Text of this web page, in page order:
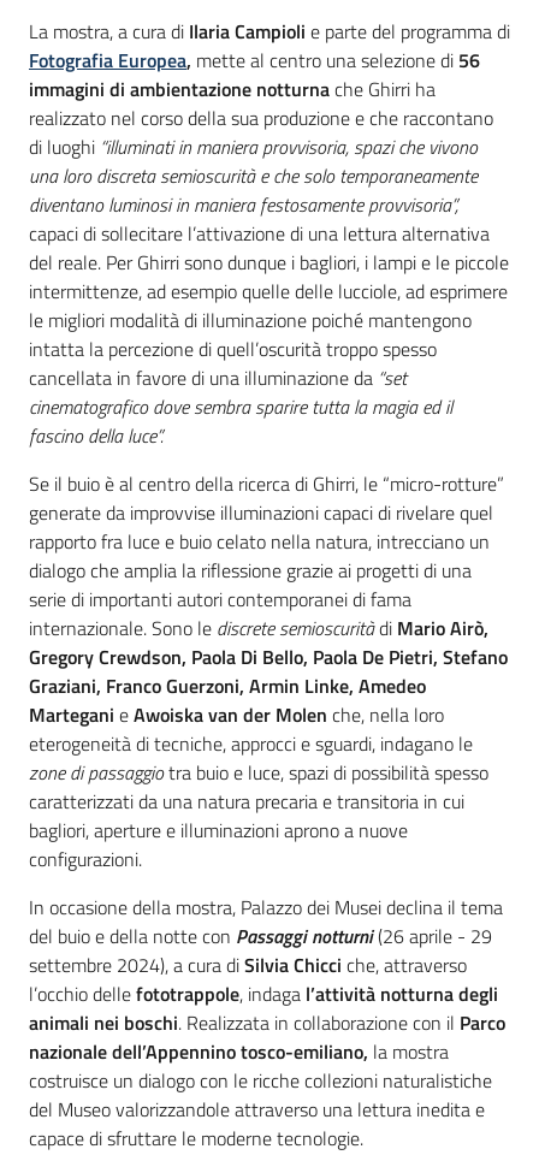
La mostra, a cura di Ilaria Campioli e parte del programma di
Fotografia Europea, mette al centro una selezione di 56
immagini di ambientazione notturnache Ghirri ha
realizzato nel corso della sua produzione e che raccontano
di luoghi “illuminati in maniera provvisoria, spazi che vivono
una loro discreta semioscurità e che solo temporaneamente
diventano luminosi in maniera festosamente provvisoria”,
capaci di sollecitare l’attivazione di una lettura alternativa
del reale. Per Ghirri sono dunque i bagliori, i lampi e le piccole
intermittenze, ad esempio quelle delle lucciole, ad esprimere
le migliori modalità di illuminazione poiché mantengono
intatta la percezione di quell’oscurità troppo spesso
cancellata in favore di una illuminazione da “set
cinematografico dove sembra sparire tutta la magia ed il
fascino della luce”.
Se il buio è al centro della ricerca di Ghirri, le “micro-rotture”
generate da improvvise illuminazioni capaci di rivelare quel
rapporto fra luce e buio celato nella natura, intrecciano un
dialogo che amplia la riflessione grazie ai progetti di una
serie di importanti autori contemporanei di fama
internazionale. Sono le discrete semioscuritàdi Mario Airò,
Gregory Crewdson, Paola Di Bello, Paola De Pietri, Stefano
Graziani, Franco Guerzoni, Armin Linke, Amedeo
Martegani eAwoiska van der Molen che, nella loro
eterogeneità di tecniche, approcci e sguardi, indagano le
zone di passaggiotra buio e luce, spazi di possibilità spesso
caratterizzati da una natura precaria e transitoria in cui
bagliori, aperture e illuminazioni aprono a nuove
configurazioni.
In occasione della mostra, Palazzo dei Musei declina il tema
del buio e della notte con Passaggi notturni(26 aprile - 29
settembre 2024), a cura diSilvia Chicci che, attraverso
l’occhio dellefototrappole, indaga l’attività notturna degli
animali nei boschi. Realizzata in collaborazione con il Parco
nazionale dell’Appennino tosco-emiliano, la mostra
costruisce un dialogo con le ricche collezioni naturalistiche
del Museo valorizzandole attraverso una lettura inedita e
capace di sfruttare le moderne tecnologie.